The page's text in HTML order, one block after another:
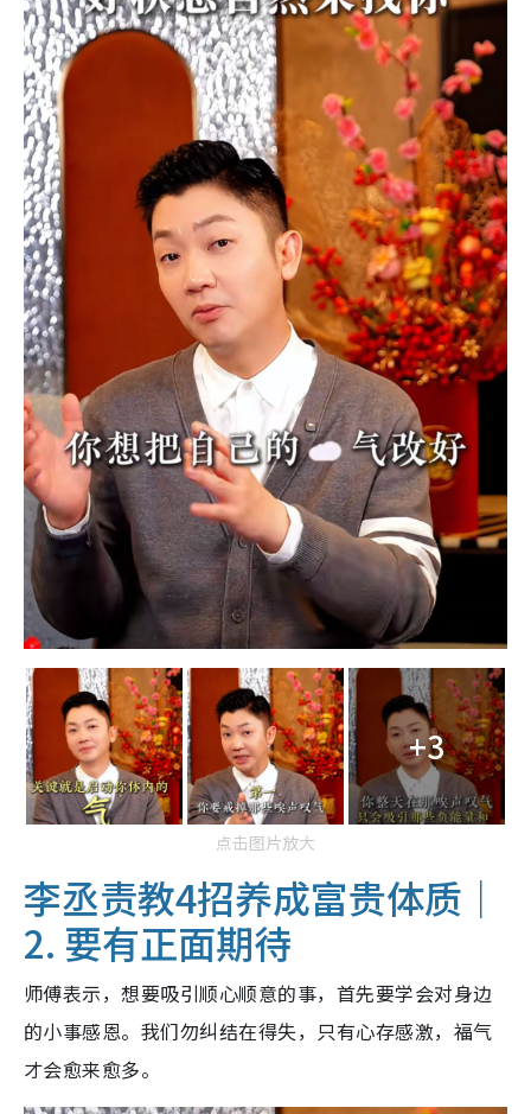
+3
点击图片放大
李丞责教4招养成富贵体质｜
2. 要有正面期待
师傅表示，想要吸引顺心顺意的事，首先要学会对身边
的小事感恩。我们勿纠结在得失，只有心存感激，福气
才会愈来愈多。